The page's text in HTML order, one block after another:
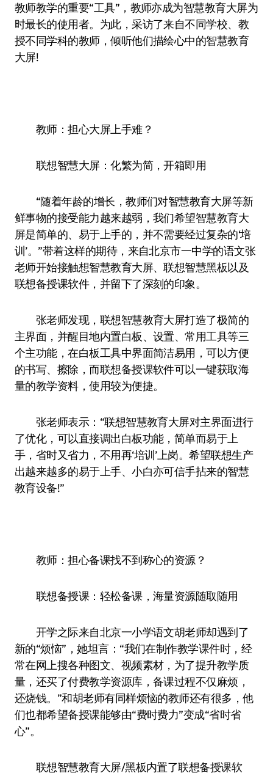
教师教学的重要“工具”，教师亦成为智慧教育大屏为
时最长的使用者。为此，采访了来自不同学校、教
授不同学科的教师，倾听他们描绘心中的智慧教育
大屏!
教师：担心大屏上手难？
联想智慧大屏：化繁为简，开箱即用
“随着年龄的增长，教师们对智慧教育大屏等新
鲜事物的接受能力越来越弱，我们希望智慧教育大
屏是简单的、易于上手的，并不需要经过复杂的‘培
训’。”带着这样的期待，来自北京市一中学的语文张
老师开始接触想智慧教育大屏、联想智慧黑板以及
联想备授课软件，并留下了深刻的印象。
张老师发现，联想智慧教育大屏打造了极简的
主界面，并醒目地内置白板、设置、常用工具等三
个主功能，在白板工具中界面简洁易用，可以方便
的书写、擦除，而联想备授课软件可以一键获取海
量的教学资料，使用较为便捷。
张老师表示：“联想智慧教育大屏对主界面进行
了优化，可以直接调出白板功能，简单而易于上
手，省时又省力，不用再‘培训’上岗。希望联想生产
出越来越多的易于上手、小白亦可信手拈来的智慧
教育设备!”
教师：担心备课找不到称心的资源？
联想备授课：轻松备课，海量资源随取随用
开学之际来自北京一小学语文胡老师却遇到了
新的“烦恼”，她坦言：“我们在制作教学课件时，经
常在网上搜各种图文、视频素材，为了提升教学质
量，还买了付费教学资源库，备课过程不仅麻烦，
还烧钱。”和胡老师有同样烦恼的教师还有很多，他
们也都希望备授课能够由“费时费力”变成“省时省
心”。
联想智慧教育大屏/黑板内置了联想备授课软